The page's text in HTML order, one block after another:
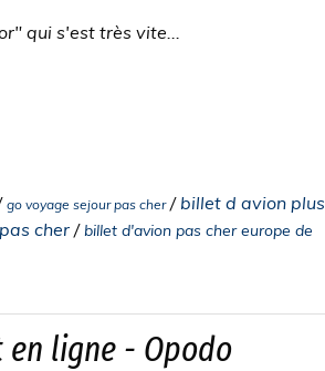
qui s'est très vite...
go voyage sejour pas cher/ billet d avion plus
cher /billet d'avion pas cher europe de
en ligne - Opodo